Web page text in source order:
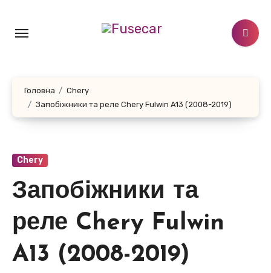
контенту
Головна
Chery
Запобіжники та реле Chery Fulwin A13 (2008-2019)
Chery
Запобіжники та
реле Chery Fulwin
A13 (2008-2019)